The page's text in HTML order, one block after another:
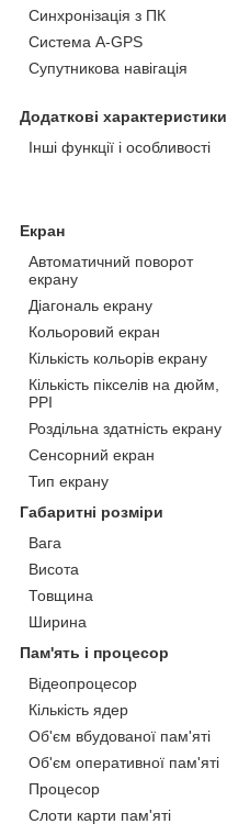
Синхронізація з ПК
Система A-GPS
Супутникова навігація
Додаткові характеристики
Інші функції і особливості
Екран
Автоматичний поворот
екрану
Діагональ екрану
Кольоровий екран
Кількість кольорів екрану
Кількість пікселів на дюйм,
PPI
Роздільна здатність екрану
Сенсорний екран
Тип екрану
Габаритні розміри
Вага
Висота
Товщина
Ширина
Пам'ять і процесор
Відеопроцесор
Кількість ядер
Об'єм вбудованої пам'яті
Об'єм оперативної пам'яті
Процесор
Слоти карти пам'яті